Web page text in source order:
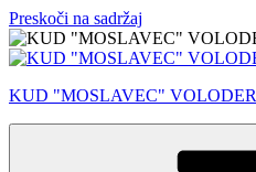
Preskoči na sadržaj
KUD "MOSLAVEC" VOLODER